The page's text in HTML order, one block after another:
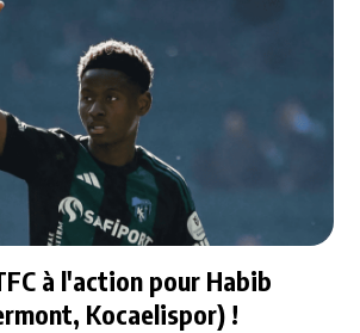
à l'action pour Habib
Kocaelispor) !